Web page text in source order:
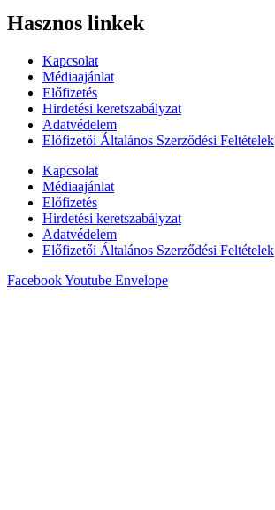
Hasznos linkek
Kapcsolat
Médiaajánlat
Előfizetés
Hirdetési keretszabályzat
Adatvédelem
Előfizetői Általános Szerződési Feltételek
Kapcsolat
Médiaajánlat
Előfizetés
Hirdetési keretszabályzat
Adatvédelem
Előfizetői Általános Szerződési Feltételek
FacebookYoutube Envelope